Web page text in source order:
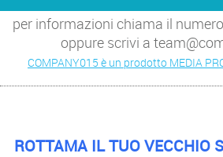
per informazioni chiama il
oppure scrivi a
COMPANY015 è un prodotto MEDIA
ROTTAMA IL TUO VECCHIO